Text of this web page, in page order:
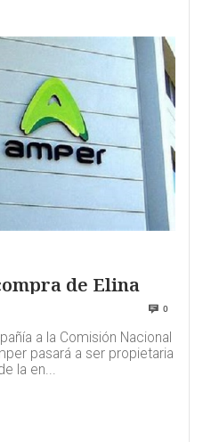
de Elina
0
a la Comisión Nacional
pasará a ser propietaria
la en...